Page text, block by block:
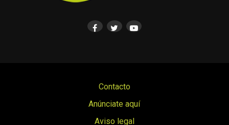
Contacto
Anúnciate aquí
Aviso legal